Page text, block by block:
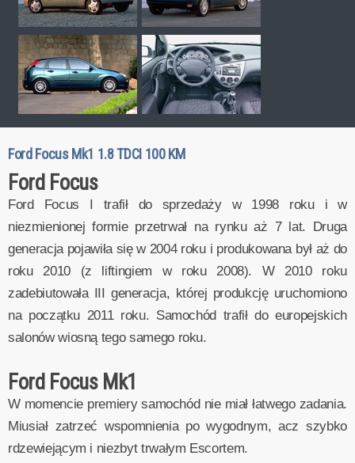
Ford Focus Mk1 1.8 TDCI 100 KM
Ford Focus
Ford Focus I trafił do sprzedaży w 1998 roku i w
niezmienionej formie przetrwał na rynku aż 7 lat. Druga
generacja pojawiła się w 2004 roku i produkowana był aż do
roku 2010 (z liftingiem w roku 2008). W 2010 roku
zadebiutowała III generacja, której produkcję uruchomiono
na początku 2011 roku. Samochód trafił do europejskich
salonów wiosną tego samego roku.
Ford Focus Mk1
W momencie premiery samochód nie miał łatwego zadania.
Miusiał zatrzeć wspomnienia po wygodnym, acz szybko
rdzewiejącym i niezbyt trwałym Escortem.